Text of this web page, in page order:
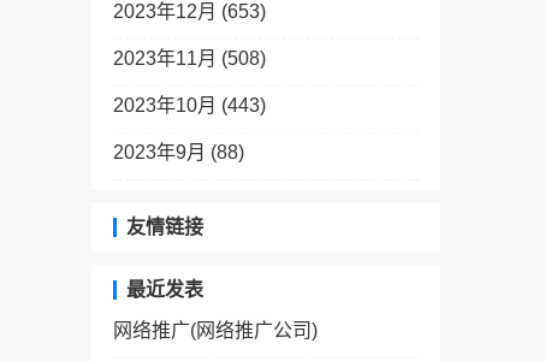
2023年12月 (653)
2023年11月 (508)
2023年10月 (443)
2023年9月 (88)
友情链接
最近发表
网络推广(网络推广公司)